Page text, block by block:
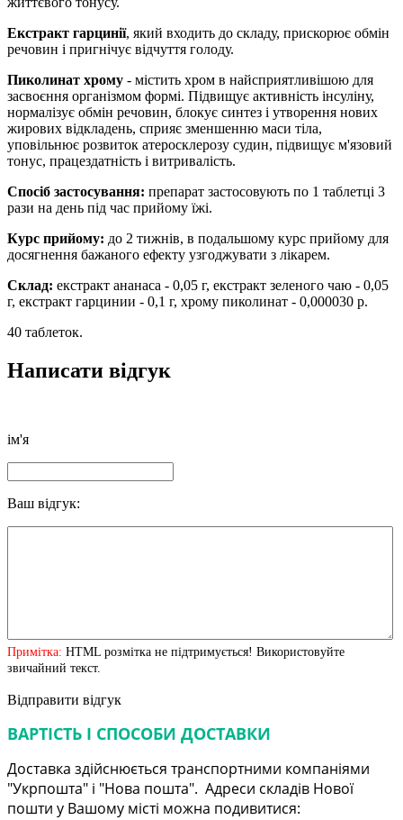
Екстракт гарцинії, який входить до складу, прискорює обмін
речовин і пригнічує відчуття голоду.
Пиколинат хрому - містить хром в найсприятливішою для
засвоєння організмом формі. Підвищує активність інсуліну,
нормалізує обмін речовин, блокує синтез і утворення нових
жирових відкладень, сприяє зменшенню маси тіла,
уповільнює розвиток атеросклерозу судин, підвищує м'язовий
тонус, працездатність і витривалість.
Спосіб застосування: препарат застосовують по 1 таблетці 3
рази на день під час прийому їжі.
Курс прийому: до 2 тижнів, в подальшому курс прийому для
досягнення бажаного ефекту узгоджувати з лікарем.
Склад: екстракт ананаса - 0,05 г, екстракт зеленого чаю - 0,05
г, екстракт гарцинии - 0,1 г, хрому пиколинат - 0,000030 р.
40 таблеток.
Написати відгук
ім'я
Ваш відгук:
Примітка: HTML розмітка не підтримується! Використовуйте
звичайний текст.
Відправити відгук
ВАРТІСТЬ І СПОСОБИ ДОСТАВКИ
Доставка здійснюється транспортними компаніями
"Укрпошта" і "Нова пошта". Адреси складів Нової
пошти у Вашому місті можна подивитися: